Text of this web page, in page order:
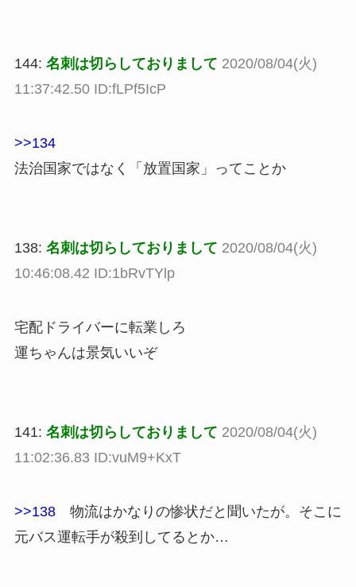
144: 名刺は切らしておりまして 2020/08/04(火)
11:37:42.50 ID:fLPf5IcP
>>134
法治国家ではなく「放置国家」ってことか
138: 名刺は切らしておりまして 2020/08/04(火)
10:46:08.42 ID:1bRvTYlp
宅配ドライバーに転業しろ
運ちゃんは景気いいぞ
141: 名刺は切らしておりまして 2020/08/04(火)
11:02:36.83 ID:vuM9+KxT
>>138物流はかなりの惨状だと聞いたが。そこに
元バス運転手が殺到してるとか…